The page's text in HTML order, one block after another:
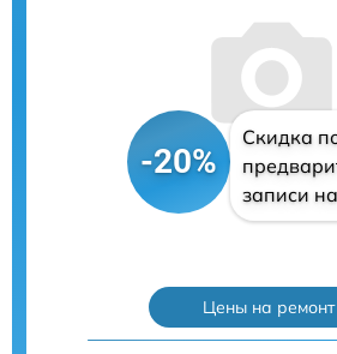
-20%
Скидка
записи
Цены на ремонт